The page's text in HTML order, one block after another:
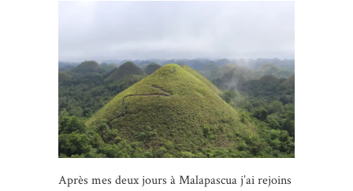
Après mes deux jours à Malapascua j’ai rejoins